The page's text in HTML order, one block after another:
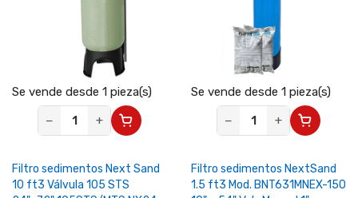
Se vende desde 1 pieza(s)
−
+
Filtro sedimentos Next Sand
10 ft3 Válvula 105 STS
Se vende desde 1 pieza(s)
−
+
Filtro sedimentos NextSand
1.5 ft3 Mod. BNT631MNEX-150